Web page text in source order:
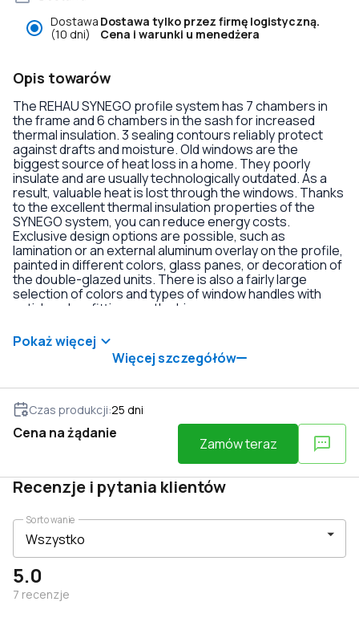
Dostawa
(10 dni)
Dostawa tylko przez firmę logistyczną.
Cena i warunki u menedżera
Opis towarów
The REHAU SYNEGO profile system has 7 chambers in
the frame and 6 chambers in the sash for increased
thermal insulation. 3 sealing contours reliably protect
against drafts and moisture. Old windows are the
biggest source of heat loss in a home. They poorly
insulate and are usually technologically outdated. As a
result, valuable heat is lost through the windows. Thanks
to the excellent thermal insulation properties of the
SYNEGO system, you can reduce energy costs.
Exclusive design options are possible, such as
lamination or an external aluminum overlay on the profile,
painted in different colors, glass panes, or decoration of
the double-glazed units. There is also a fairly large
selection of colors and types of window handles with
anti-burglary fittings on the hinges.
Pokaż więcej
Więcej szczegółów
Czas produkcji:25 dni
Cena na żądanie
Zamów teraz
Recenzje i pytania klientów
5.0
7 recenzje
Sortowanie